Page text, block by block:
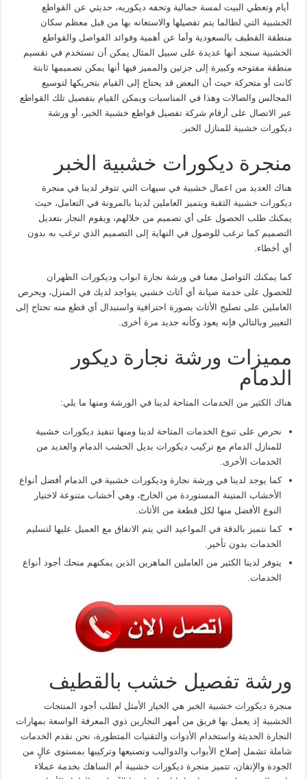
أيام وتعطي البيت لمسة جمالية وتحفه ديكوريه، حديثي عن القواطع
الخشبية التي لطالما يتم تفصيلها والاستعانه بها من قبل معظم سكان
منطقة القطيف بالسعودية وأما عن أهمية وفوائد الفواصل والقواطع
الخشبية سنجد أنها عديدة على سبيل المثال يمكن أن تستخدم في تقسيم
منطقة مفتوحه وكبيرة إلى جزئين والمميز فيها أنها يمكن تصميمها ثابتة
كانت أو متحركة حيث أن البعض قد يحتاج إلى القيام بتحريكها لتوسيع
المجالس والصالات وهذا في المناسبات ويمكن القيام بتفصيل تلك القواطع
عبر الاتصال على أرقام شركة تفصيل قواطع خشبية الخبر، أو ورشة
ديكورات خشبية للمنازل الخبر.
منجرة ديكورات خشبية الخبر
هناك العديد من اعمال خشبية في سيهات التي تتوفر لدينا في منجرة
ديكورات خشبية الثقبة ويتميز العاملين لدينا بالمرونة في التعامل، حيث
يمكنك طلب الحصول على أي تصميم من خلالهم، ويقوم النجار بتعديل
التصميم كما ترغب للوصول في النهاية إلى التصميم الذي ترغب به بدون
أي أخطاء.
كما يمكنك التواصل معنا في ورشة نجارة ابواب وديكورات الظهران
للحصول على خدمة صيانة أي أثاث خشبي يتواجد لديك في المنزل، ويحرص
العاملين على تصليح الأثاث بصورة احترافية واستبدال أي قطع منه تحتاج إلى
التغيير وبالتالي فإنه يعود وكأنه جديد مرة أخرى.
مميزات ورشة نجارة ديكور
الدمام
هناك الكثير من الخدمات المتاحة لدينا في الورشة ومنها ما يلي:
نحرص على تنوع الخدمات المتاحة لدينا ومنها تنفيذ ديكورات خشبية
للمنازل الدمام مع تركيب ديكورات بديل الخشب الدمام والعديد من
الخدمات الأخرى.
كما يوجد لدينا في ورشة نجارة وديكورات خشبية في الدمام أفضل أنواع
الأخشاب المتينة المستوردة من الخارج، وهي أخشاب متنوعة لاختيار
النوع الأفضل منها لكل قطعة من الأثاث.
كما نتميز بالدقة في المواعيد التي يتم الاتفاق مع العميل عليها لتسليم
الخدمات بدون تأخير.
يتوفر لدينا الكثير من العاملين الماهرين الذين يمكنهم منحك أجود أنواع
الخدمات.
ورشة تفصيل خشب بالقطيف
منجرة ديكورات خشبية الخبر هي الخيار الأمثل لطلب أجود المنتجات
الخشبية إذ يعمل بها فريق من أمهر النجارين ذوي المعرفة الواسعة بمهارات
النجارة الحديثة واستخدام الأدوات والتقنيات المتطورة، نحن نقدم الخدمات
شاملة تشمل إصلاح الأبواب والدواليب وتصنيعها وتركيبها بمستوى عالٍ من
الجودة والإتقان، تتميز منجرة ديكورات خشبية أم الساهك بخدمة عملاء